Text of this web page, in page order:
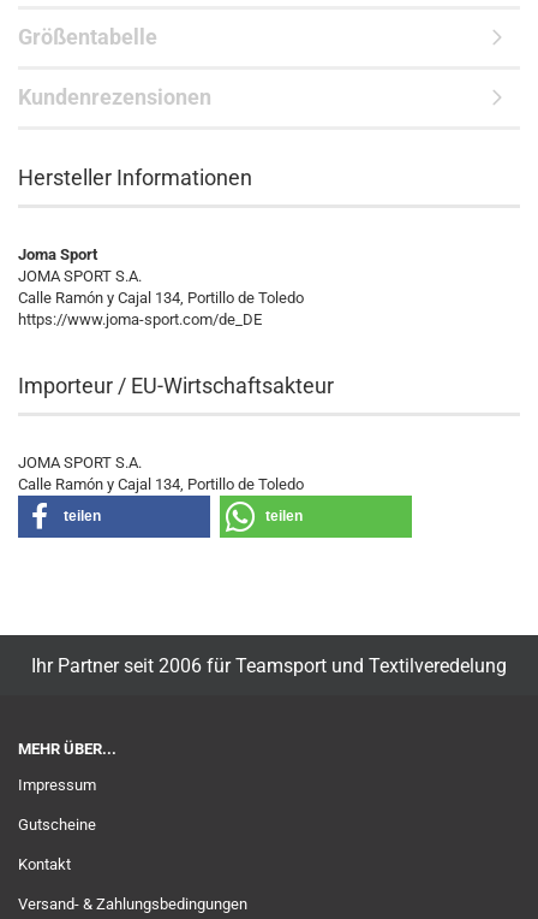
Größentabelle
Kundenrezensionen
Hersteller Informationen
Joma Sport
JOMA SPORT S.A.
Calle Ramón y Cajal 134, Portillo de Toledo
https://www.joma-sport.com/de_DE
Importeur / EU-Wirtschaftsakteur
JOMA SPORT S.A.
Calle Ramón y Cajal 134, Portillo de Toledo
teilen teilen
Ihr Partner seit 2006 für Teamsport und Textilveredelung
MEHR ÜBER...
Impressum
Gutscheine
Kontakt
Versand- & Zahlungsbedingungen